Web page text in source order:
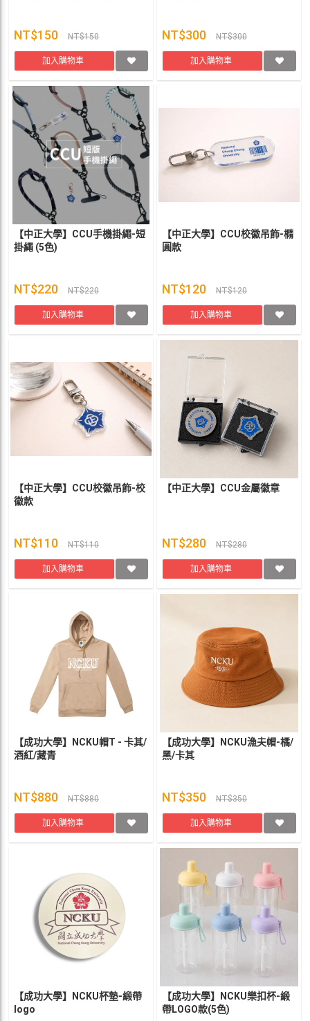
NT$150 NT$150
加入購物車
NT$300 NT$300
加入購物車
【中正大學】CCU手機掛繩-短
掛繩 (5色)
NT$220 NT$220
加入購物車
【中正大學】CCU校徽吊飾-橢
圓款
NT$120 NT$120
加入購物車
【中正大學】CCU校徽吊飾-校
徽款
NT$110 NT$110
加入購物車
【中正大學】CCU金屬徽章
NT$280 NT$280
加入購物車
【成功大學】NCKU帽T - 卡其/
酒紅/藏青
NT$880 NT$880
加入購物車
【成功大學】NCKU漁夫帽-橘/
黑/卡其
NT$350 NT$350
加入購物車
【成功大學】NCKU杯墊-緞帶
logo
【成功大學】NCKU樂扣杯-緞
帶LOGO款(5色)